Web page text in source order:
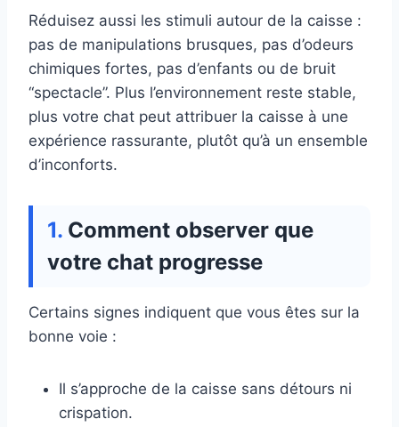
Réduisez aussi les stimuli autour de la caisse :
pas de manipulations brusques, pas d’odeurs
chimiques fortes, pas d’enfants ou de bruit
“spectacle”. Plus l’environnement reste stable,
plus votre chat peut attribuer la caisse à une
expérience rassurante, plutôt qu’à un ensemble
d’inconforts.
Comment observer que
votre chat progresse
Certains signes indiquent que vous êtes sur la
bonne voie :
Il s’approche de la caisse sans détours ni
crispation.